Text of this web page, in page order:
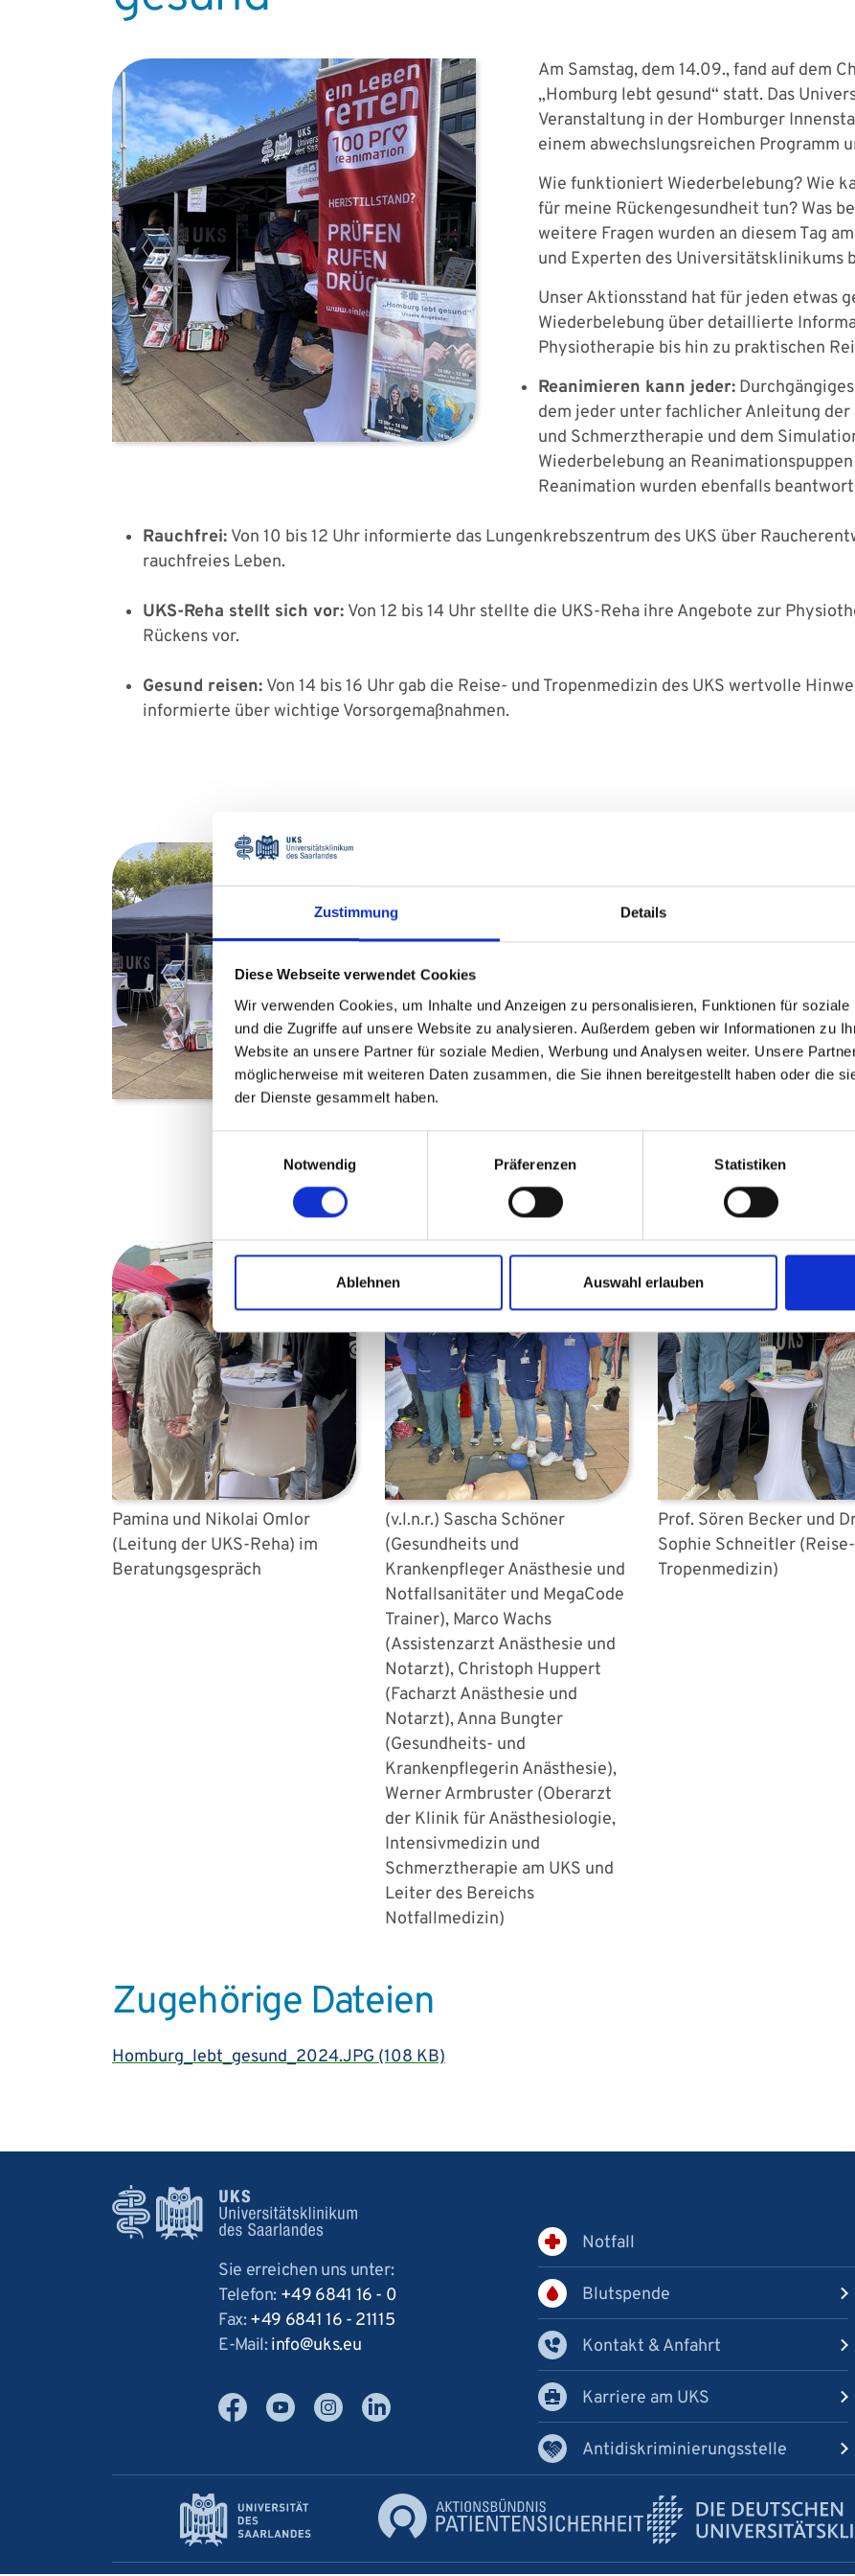
Zustimmung Details
Diese Webseite verwendet Cookies
Wir verwenden Cookies, um Inhalte und Anzeigen zu personalisieren, Funktionen für
und die Zugriffe auf unsere Website zu analysieren. Außerdem geben wir Informationen zu
Website an unsere Partner für soziale Medien, Werbung und Analysen weiter. Unsere
möglicherweise mit weiteren Daten zusammen, die Sie ihnen bereitgestellt haben oder die
der Dienste gesammelt haben.
Notwendig
Präferenzen Statistiken
Ablehnen Auswahl erlauben
Am Samstag, dem 14.09., fand auf dem
„Homburg lebt gesund“ statt. Das
Veranstaltung in der Homburger
einem abwechslungsreichen Programm
Wie funktioniert Wiederbelebung? Wie
für meine Rückengesundheit tun? Was
weitere Fragen wurden an diesem Tag am
und Experten des Universitätsklinikums
Unser Aktionsstand hat für jeden etwas
Wiederbelebung über detaillierte
Physiotherapie bis hin zu praktischen
Reanimieren kann jeder:
dem jeder unter fachlicher Anleitung
und Schmerztherapie und dem
Wiederbelebung an
Reanimation wurden ebenfalls
Rauchfrei: Von 10 bis 12 Uhr informierte das Lungenkrebszentrum des UKS über
rauchfreies Leben.
UKS-Reha stellt sich vor: Von 12 bis 14 Uhr stellte die UKS-Reha ihre Angebote zur
Rückens vor.
Gesund reisen: Von 14 bis 16 Uhr gab die Reise- und Tropenmedizin des UKS wertvolle
informierte über wichtige Vorsorgemaßnahmen.
des UKS) und Dmitrij
Tschausovsky (Assistenzarzt
der Inneren Medizin V)
Anna Bungter
Pamina und Nikolai Omlor
(Leitung der UKS-Reha) im
Beratungsgespräch
(v.l.n.r.) Sascha Schöner
(Gesundheits und
Krankenpfleger Anästhesie und
Notfallsanitäter und MegaCode
Trainer), Marco Wachs
(Assistenzarzt Anästhesie und
Notarzt), Christoph Huppert
(Facharzt Anästhesie und
Notarzt), Anna Bungter
(Gesundheits- und
Krankenpflegerin Anästhesie),
Werner Armbruster (Oberarzt
der Klinik für Anästhesiologie,
Intensivmedizin und
Schmerztherapie am UKS und
Leiter des Bereichs
Notfallmedizin)
Prof. Sören Becker und
Sophie Schneitler
Tropenmedizin)
Zugehörige Dateien
Homburg_lebt_gesund_2024.JPG(108 KB)
Notfall
Blutspende
Kontakt & Anfahrt
Karriere am UKS
Antidiskriminierungsstelle
Sie erreichen uns unter:
Telefon: +49 6841 16 - 0
Fax:+49 6841 16 - 21115
E-Mail:info ukseu